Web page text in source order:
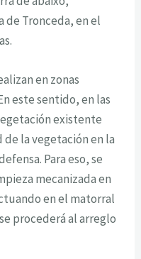
de Tronceda, en el
en zonas
este sentido, en las
existente
la vegetación en la
Para eso, se
mecanizada en
en el matorral
procederá al arreglo